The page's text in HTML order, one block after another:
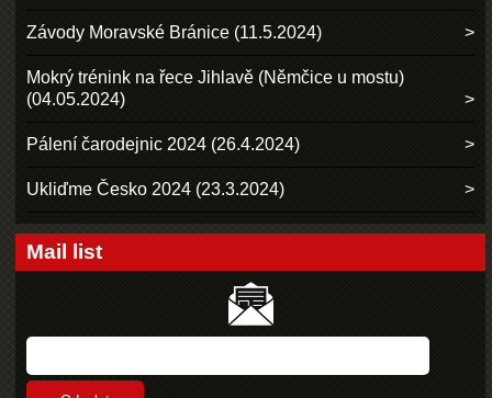
Závody Moravské Bránice (11.5.2024)
Mokrý trénink na řece Jihlavě (Němčice u mostu)
(04.05.2024)
Pálení čarodejnic 2024 (26.4.2024)
Ukliďme Česko 2024 (23.3.2024)
Mail list